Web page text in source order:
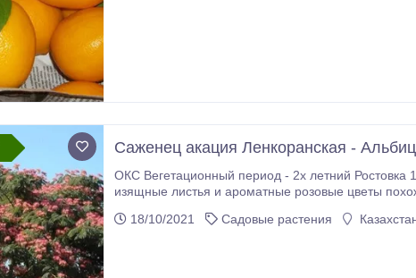
Саженец акация Ленкоранская -
ОКС Вегетационный период - 2х летний Ростовка 1.2 м Это растение нельзя не заметить – напоминающие веточки мимозы,
изящные листья и ароматные розовые цветы похожие
18/10/2021
Садовые растения